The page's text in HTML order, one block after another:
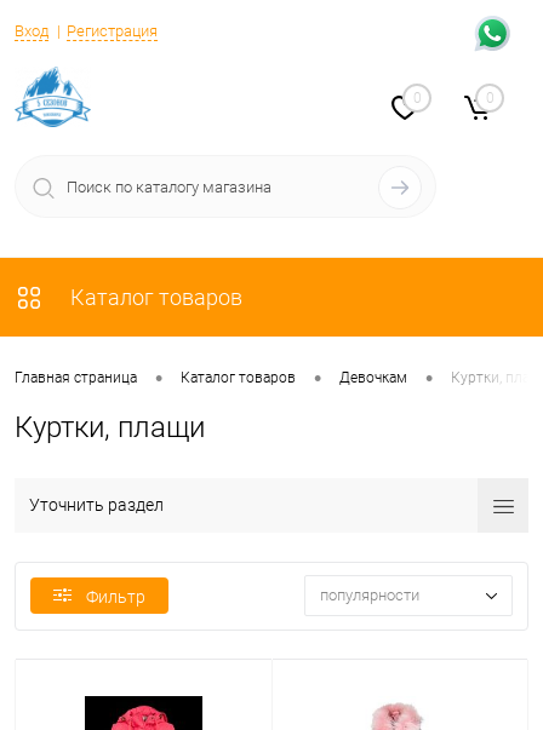
Вход Регистрация
0 0
Каталог товаров
Главная страница • Каталог товаров • Девочкам • Куртки,
Куртки, плащи
Уточнить раздел
Фильтр популярности